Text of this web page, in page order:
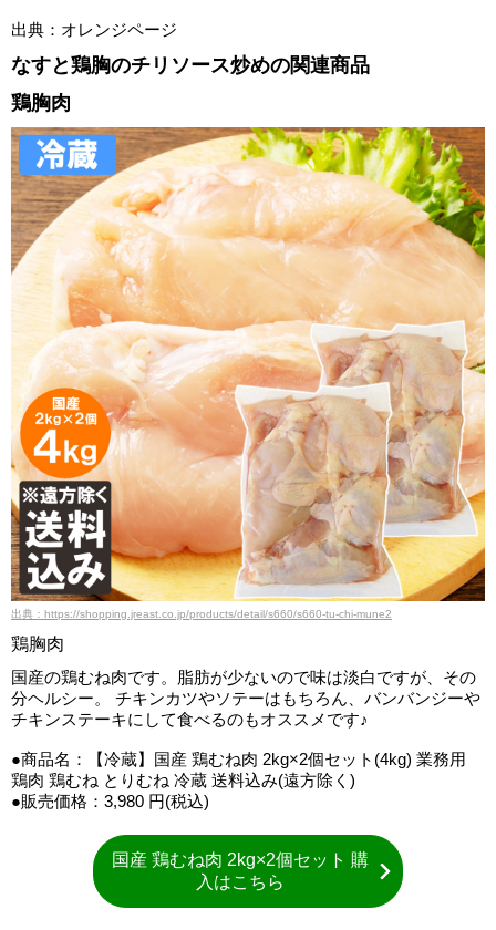
出典：オレンジページ
なすと鶏胸のチリソース炒めの関連商品
鶏胸肉
出典：https://shopping.jreast.co.jp/products/detail/s660/s660-tu-chi-mune2
鶏胸肉
国産の鶏むね肉です。脂肪が少ないので味は淡白ですが、その
分ヘルシー。 チキンカツやソテーはもちろん、バンバンジーや
チキンステーキにして食べるのもオススメです♪
●商品名：【冷蔵】国産 鶏むね肉 2kg×2個セット(4kg) 業務用
鶏肉 鶏むね とりむね 冷蔵 送料込み(遠方除く)
●販売価格：3,980 円(税込)
国産 鶏むね肉 2kg×2個セット 購
入はこちら